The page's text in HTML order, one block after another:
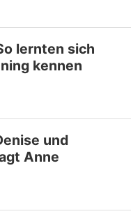
lernten sich
kennen
und
Anne